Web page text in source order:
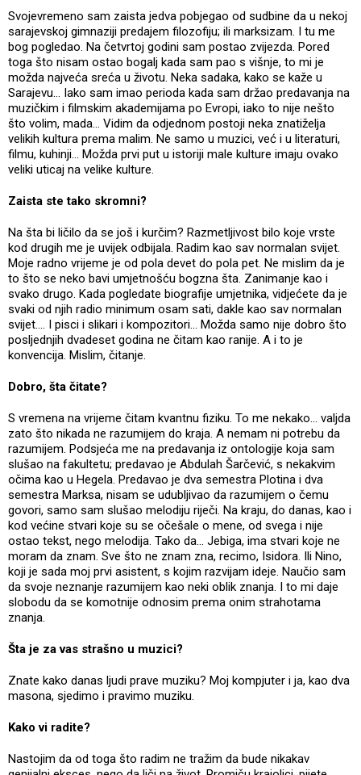
Svojevremeno sam zaista jedva pobjegao od sudbine da u nekoj
sarajevskoj gimnaziji predajem filozofiju; ili marksizam. I tu me
bog pogledao. Na četvrtoj godini sam postao zvijezda. Pored
toga što nisam ostao bogalj kada sam pao s višnje, to mi je
možda najveća sreća u životu. Neka sadaka, kako se kaže u
Sarajevu... Iako sam imao perioda kada sam držao predavanja na
muzičkim i filmskim akademijama po Evropi, iako to nije nešto
što volim, mada... Vidim da odjednom postoji neka znatiželja
velikih kultura prema malim. Ne samo u muzici, već i u literaturi,
filmu, kuhinji... Možda prvi put u istoriji male kulture imaju ovako
veliki uticaj na velike kulture.
Zaista ste tako skromni?
Na šta bi ličilo da se još i kurčim? Razmetljivost bilo koje vrste
kod drugih me je uvijek odbijala. Radim kao sav normalan svijet.
Moje radno vrijeme je od pola devet do pola pet. Ne mislim da je
to što se neko bavi umjetnošću bogzna šta. Zanimanje kao i
svako drugo. Kada pogledate biografije umjetnika, vidjećete da je
svaki od njih radio minimum osam sati, dakle kao sav normalan
svijet.... I pisci i slikari i kompozitori... Možda samo nije dobro što
posljednjih dvadeset godina ne čitam kao ranije. A i to je
konvencija. Mislim, čitanje.
Dobro, šta čitate?
S vremena na vrijeme čitam kvantnu fiziku. To me nekako... valjda
zato što nikada ne razumijem do kraja. A nemam ni potrebu da
razumijem. Podsjeća me na predavanja iz ontologije koja sam
slušao na fakultetu; predavao je Abdulah Šarčević, s nekakvim
očima kao u Hegela. Predavao je dva semestra Plotina i dva
semestra Marksa, nisam se udubljivao da razumijem o čemu
govori, samo sam slušao melodiju riječi. Na kraju, do danas, kao i
kod većine stvari koje su se očešale o mene, od svega i nije
ostao tekst, nego melodija. Tako da... Jebiga, ima stvari koje ne
moram da znam. Sve što ne znam zna, recimo, Isidora. Ili Nino,
koji je sada moj prvi asistent, s kojim razvijam ideje. Naučio sam
da svoje neznanje razumijem kao neki oblik znanja. I to mi daje
slobodu da se komotnije odnosim prema onim strahotama
znanja.
Šta je za vas strašno u muzici?
Znate kako danas ljudi prave muziku? Moj kompjuter i ja, kao dva
masona, sjedimo i pravimo muziku.
Kako vi radite?
Nastojim da od toga što radim ne tražim da bude nikakav